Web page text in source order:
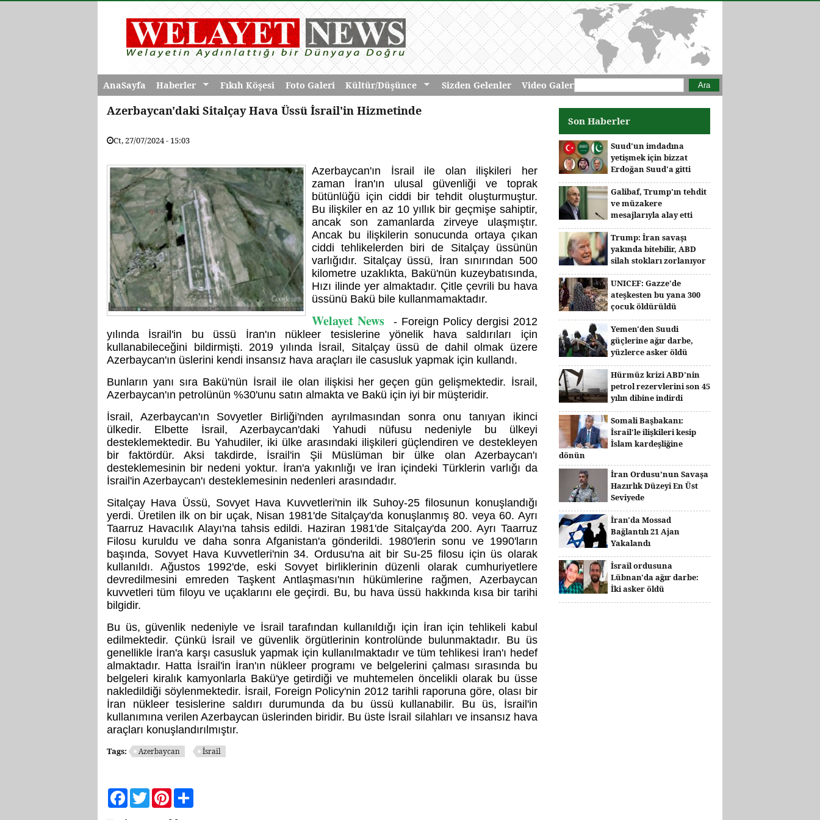
AnaSayfa Haberler Fıkıh Köşesi Foto Galeri Kültür/Düşünce Sizden Gelenler Video GaleriArama formu
Ara
Azerbaycan'daki Sitalçay Hava Üssü İsrail'in Hizmetinde
Ct, 27/07/2024 - 15:03
Azerbaycan'ın İsrail ile olan ilişkileri her
zaman İran'ın ulusal güvenliği ve toprak
bütünlüğü için ciddi bir tehdit oluşturmuştur.
Bu ilişkiler en az 10 yıllık bir geçmişe sahiptir,
ancak son zamanlarda zirveye ulaşmıştır.
Ancak bu ilişkilerin sonucunda ortaya çıkan
ciddi tehlikelerden biri de Sitalçay üssünün
varlığıdır. Sitalçay üssü, İran sınırından 500
kilometre uzaklıkta, Bakü'nün kuzeybatısında,
Hızı ilinde yer almaktadır. Çitle çevrili bu hava
üssünü Bakü bile kullanmamaktadır.
Welayet News
- Foreign Policy dergisi 2012
yılında İsrail'in bu üssü İran'ın nükleer tesislerine yönelik hava saldırıları için
kullanabileceğini bildirmişti. 2019 yılında İsrail, Sitalçay üssü de dahil olmak üzere
Azerbaycan'ın üslerini kendi insansız hava araçları ile casusluk yapmak için kullandı.
Bunların yanı sıra Bakü'nün İsrail ile olan ilişkisi her geçen gün gelişmektedir. İsrail,
Azerbaycan'ın petrolünün %30'unu satın almakta ve Bakü için iyi bir müşteridir.
İsrail, Azerbaycan'ın Sovyetler Birliği'nden ayrılmasından sonra onu tanıyan ikinci
ülkedir. Elbette İsrail, Azerbaycan'daki Yahudi nüfusu nedeniyle bu ülkeyi
desteklemektedir. Bu Yahudiler, iki ülke arasındaki ilişkileri güçlendiren ve destekleyen
bir faktördür. Aksi takdirde, İsrail'in Şii Müslüman bir ülke olan Azerbaycan'ı
desteklemesinin bir nedeni yoktur. İran'a yakınlığı ve İran içindeki Türklerin varlığı da
İsrail'in Azerbaycan'ı desteklemesinin nedenleri arasındadır.
Sitalçay Hava Üssü, Sovyet Hava Kuvvetleri'nin ilk Suhoy-25 filosunun konuşlandığı
yerdi. Üretilen ilk on bir uçak, Nisan 1981'de Sitalçay'da konuşlanmış 80. veya 60. Ayrı
Taarruz Havacılık Alayı'na tahsis edildi. Haziran 1981'de Sitalçay'da 200. Ayrı Taarruz
Filosu kuruldu ve daha sonra Afganistan'a gönderildi. 1980'lerin sonu ve 1990'ların
başında, Sovyet Hava Kuvvetleri'nin 34. Ordusu'na ait bir Su-25 filosu için üs olarak
kullanıldı. Ağustos 1992'de, eski Sovyet birliklerinin düzenli olarak cumhuriyetlere
devredilmesini emreden Taşkent Antlaşması'nın hükümlerine rağmen, Azerbaycan
kuvvetleri tüm filoyu ve uçaklarını ele geçirdi. Bu, bu hava üssü hakkında kısa bir tarihi
bilgidir.
Bu üs, güvenlik nedeniyle ve İsrail tarafından kullanıldığı için İran için tehlikeli kabul
edilmektedir. Çünkü İsrail ve güvenlik örgütlerinin kontrolünde bulunmaktadır. Bu üs
genellikle İran'a karşı casusluk yapmak için kullanılmaktadır ve tüm tehlikesi İran'ı hedef
almaktadır. Hatta İsrail'in İran'ın nükleer programı ve belgelerini çalması sırasında bu
belgeleri kiralık kamyonlarla Bakü'ye getirdiği ve muhtemelen öncelikli olarak bu üsse
nakledildiği söylenmektedir. İsrail, Foreign Policy'nin 2012 tarihli raporuna göre, olası bir
İran nükleer tesislerine saldırı durumunda da bu üssü kullanabilir. Bu üs, İsrail'in
kullanımına verilen Azerbaycan üslerinden biridir. Bu üste İsrail silahları ve insansız hava
araçları konuşlandırılmıştır.
Tags: Azerbaycan İsrail
FacebookTwitterPinterest
Son Haberler
Suud'un imdadına
yetişmek için bizzat
Erdoğan Suud'a gitti
Galibaf, Trump'ın tehdit
ve müzakere
mesajlarıyla alay etti
Trump: İran savaşı
yakında bitebilir, ABD
silah stokları zorlanıyor
UNICEF: Gazze'de
ateşkesten bu yana 300
çocuk öldürüldü
Yemen'den Suudi
güçlerine ağır darbe,
yüzlerce asker öldü
Hürmüz krizi ABD'nin
petrol rezervlerini son 45
yılın dibine indirdi
Somali Başbakanı:
İsrail'le ilişkileri kesip
İslam kardeşliğine
dönün
İran Ordusu’nun Savaşa
Hazırlık Düzeyi En Üst
Seviyede
İran'da Mossad
Bağlantılı 21 Ajan
Yakalandı
İsrail ordusuna
Lübnan'da ağır darbe:
İki asker öldü